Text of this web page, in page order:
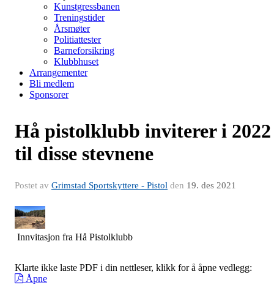
Kunstgressbanen
Treningstider
Årsmøter
Politiattester
Barneforsikring
Klubbhuset
Arrangementer
Bli medlem
Sponsorer
Hå pistolklubb inviterer i 2022
til disse stevnene
Postet av Grimstad Sportskyttere - Pistol den 19. des 2021
Innvitasjon fra Hå Pistolklubb
Klarte ikke laste PDF i din nettleser, klikk for å åpne vedlegg:
Åpne